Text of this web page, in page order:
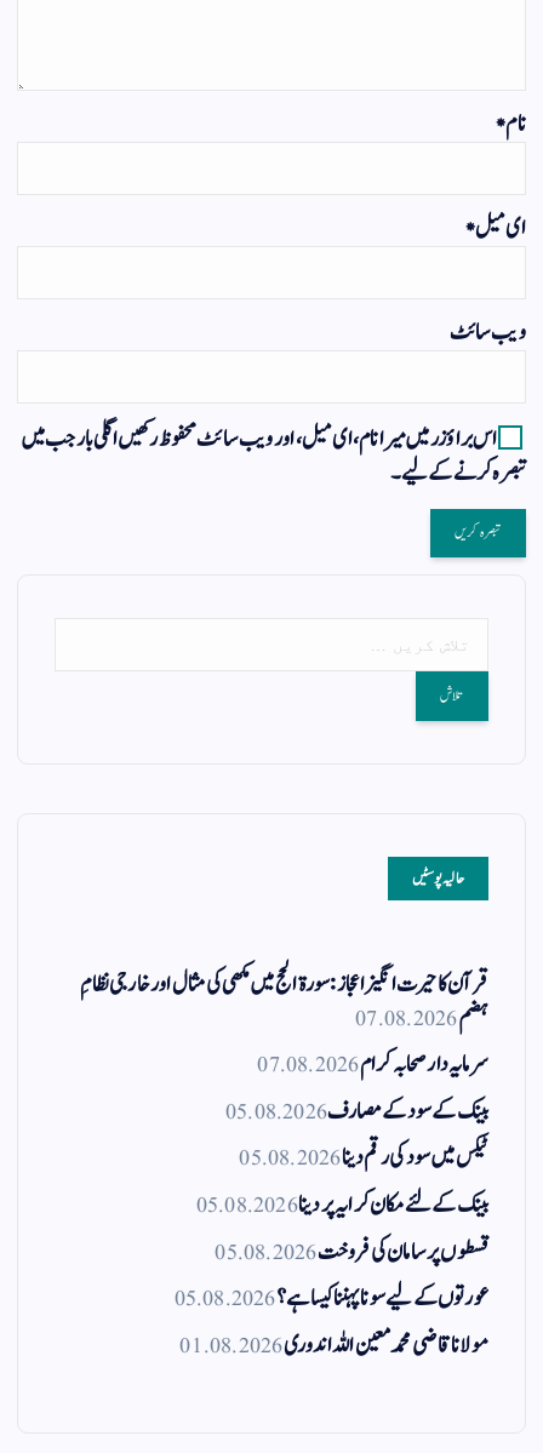
نام*
ای میل*
ویب‌ سائٹ
اس براؤزر میں میرا نام، ای میل، اور ویب سائٹ محفوظ رکھیں اگلی بار جب میں
تبصرہ کرنے کےلیے۔
حالیہ پوسٹیں
قرآن کا حیرت انگیز اعجاز: سورۃ الحج میں مکھی کی مثال اور خارجی نظامِ
ہضم07.08.2026
سرمایہ دار صحابہ کرام07.08.2026
بینک کے سود کے مصارف05.08.2026
ٹیکس میں سود کی رقم دینا05.08.2026
بینک کے لئے مکان کرایہ پر دینا05.08.2026
قسطوں پر سامان کی فروخت05.08.2026
عورتوں کے لیے سونا پہننا کیسا ہے؟05.08.2026
مولانا قاضی محمد معین اللہ اندوری01.08.2026